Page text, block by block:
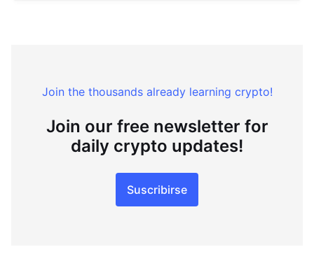
Join the thousands already learning crypto!
Join our free newsletter for
daily crypto updates!
Suscribirse